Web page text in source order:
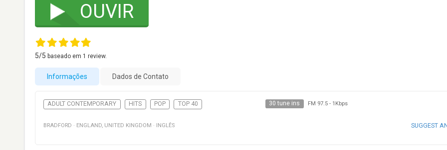
OUVIR
5/5 baseado em 1 review.
Informações Dados de Contato
ADULT CONTEMPORARY HITS POP TOP 40 30 tune ins FM 97.5- 1Kbps
BRADFORD · ENGLAND, UNITED KINGDOM · INGLÊS SUGGEST